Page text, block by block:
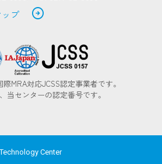
プ
arrow_circle_right
MRA対応JCSS認定事業者です。
当センターの認定番号です。
Center